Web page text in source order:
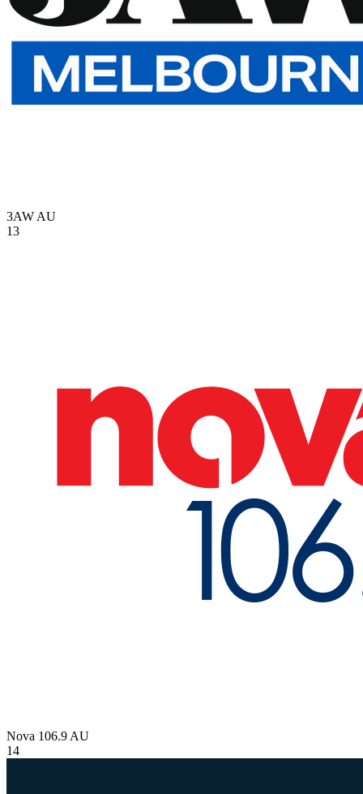
3AW AU
13
Nova 106.9 AU
14